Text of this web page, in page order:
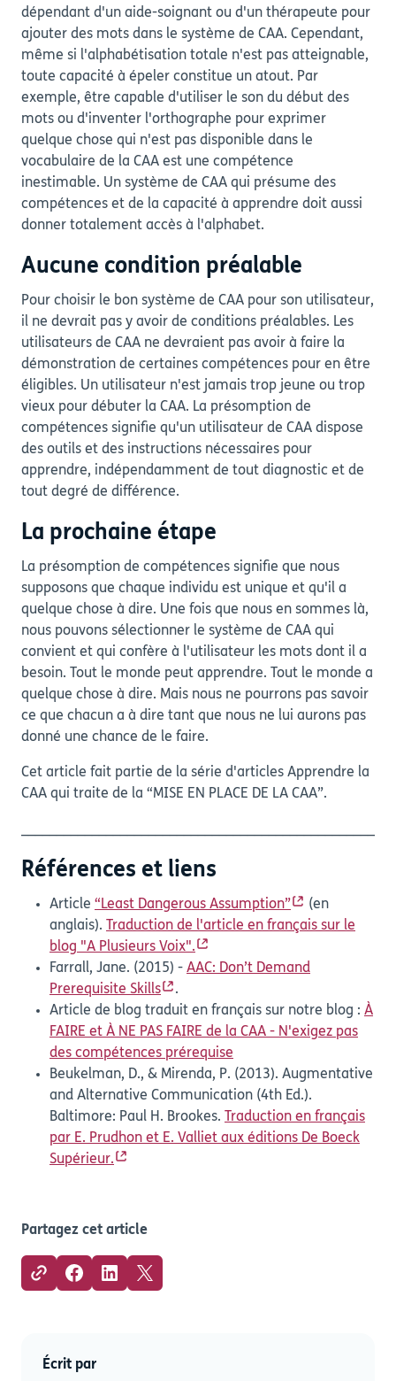
dépendant d'un aide-soignant ou d'un thérapeute pour
ajouter des mots dans le système de CAA. Cependant,
même si l'alphabétisation totale n'est pas atteignable,
toute capacité à épeler constitue un atout. Par
exemple, être capable d'utiliser le son du début des
mots ou d'inventer l'orthographe pour exprimer
quelque chose qui n'est pas disponible dans le
vocabulaire de la CAA est une compétence
inestimable. Un système de CAA qui présume des
compétences et de la capacité à apprendre doit aussi
donner totalement accès à l'alphabet.
Aucune condition préalable
Pour choisir le bon système de CAA pour son utilisateur,
il ne devrait pas y avoir de conditions préalables. Les
utilisateurs de CAA ne devraient pas avoir à faire la
démonstration de certaines compétences pour en être
éligibles. Un utilisateur n'est jamais trop jeune ou trop
vieux pour débuter la CAA. La présomption de
compétences signifie qu'un utilisateur de CAA dispose
des outils et des instructions nécessaires pour
apprendre, indépendamment de tout diagnostic et de
tout degré de différence.
La prochaine étape
La présomption de compétences signifie que nous
supposons que chaque individu est unique et qu'il a
quelque chose à dire. Une fois que nous en sommes là,
nous pouvons sélectionner le système de CAA qui
convient et qui confère à l'utilisateur les mots dont il a
besoin. Tout le monde peut apprendre. Tout le monde a
quelque chose à dire. Mais nous ne pourrons pas savoir
ce que chacun a à dire tant que nous ne lui aurons pas
donné une chance de le faire.
Cet article fait partie de la série d'articles Apprendre la
CAA qui traite de la “MISE EN PLACE DE LA CAA”.
Références et liens
Article “Least Dangerous Assumption”
(en
anglais). Traduction de l'article en français sur le
blog "A Plusieurs Voix".
Farrall, Jane. (2015) - AAC: Don’t Demand
Prerequisite Skills
.
Article de blog traduit en français sur notre blog : À
FAIRE et À NE PAS FAIRE de la CAA - N'exigez pas
des compétences prérequise
Beukelman, D., & Mirenda, P. (2013). Augmentative
and Alternative Communication (4th Ed.).
Baltimore: Paul H. Brookes. Traduction en français
par E. Prudhon et E. Valliet aux éditions De Boeck
Supérieur.
Partagez cet article
Écrit par